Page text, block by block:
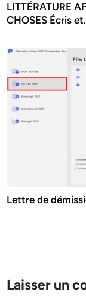
LITTÉRATURE
CHOSES Écris
Lettre de
Laisser un